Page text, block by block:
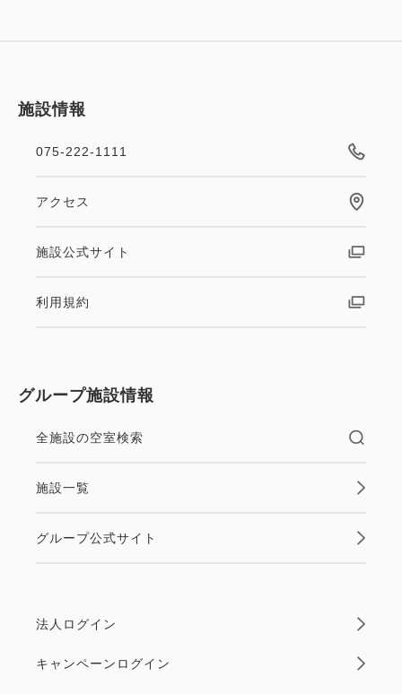
【営業時間】6:30～10:00（最終入店9:45）
【料金】大人2,750円／小学生1,375円／幼児（未就
学児）無料
券をお渡しします。
・チェックイン14時～／チェックアウト11時
・当館には駐車場はございません。
・表示料金は宿泊税別になっております。現地にて宿
施設情報
075-222-1111
アクセス
施設公式サイト
利用規約
グループ施設情報
全施設の空室検索
施設一覧
グループ公式サイト
法人ログイン
キャンペーンログイン